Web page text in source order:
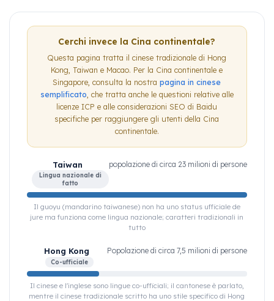
Cerchi invece la Cina continentale?
Questa pagina tratta il cinese tradizionale di Hong
Kong, Taiwan e Macao. Per la Cina continentale e
Singapore, consulta la nostra pagina in cinese
semplificato , che tratta anche le questioni relative alle
licenze ICP e alle considerazioni SEO di Baidu
specifiche per raggiungere gli utenti della Cina
continentale.
Taiwan
Lingua nazionale di
fatto
popolazione di circa 23 milioni di persone
Il guoyu (mandarino taiwanese) non ha uno status ufficiale de
jure ma funziona come lingua nazionale; caratteri tradizionali in
tutto
Hong Kong
Co-ufficiale
Popolazione di circa 7,5 milioni di persone
Il cinese e l'inglese sono lingue co-ufficiali; il cantonese è parlato,
mentre il cinese tradizionale scritto ha uno stile specifico di Hong